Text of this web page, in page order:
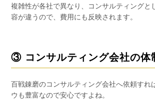
複雑性が各社で異なり、コンサルティングと
容が違うので、費用にも反映されます。
③ コンサルティング会社の体
百戦錬磨のコンサルティング会社へ依頼すれ
ウも豊富なので安心ですよね。